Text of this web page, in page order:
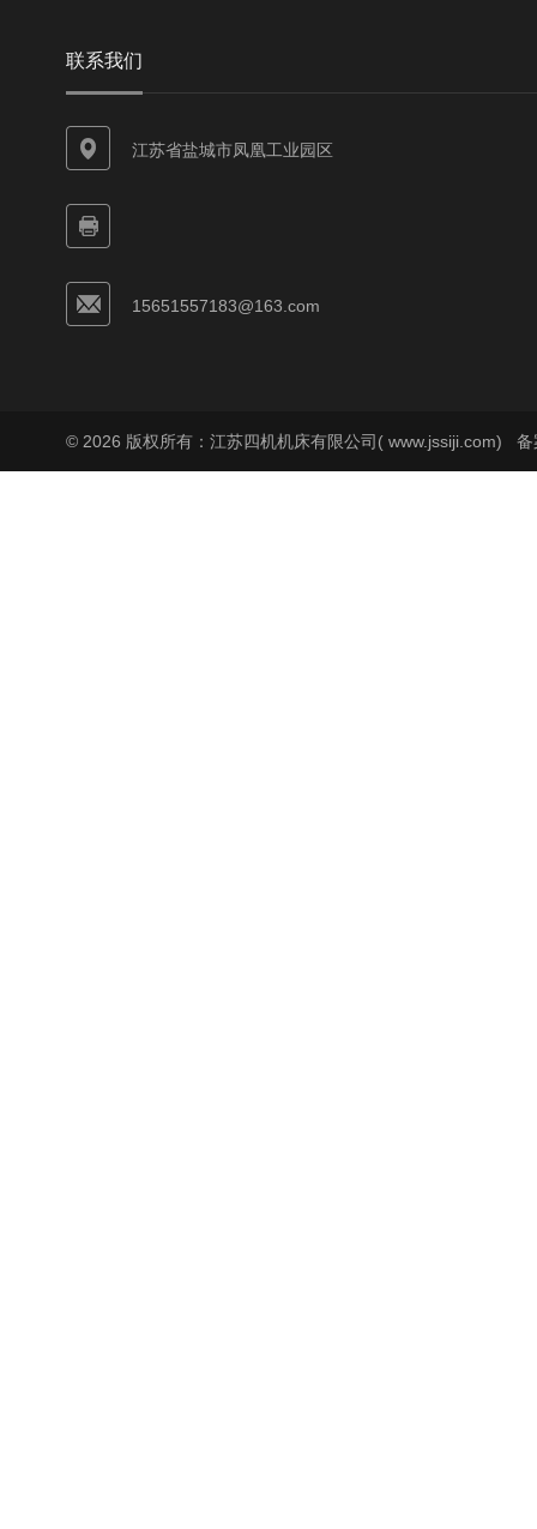
联系我们
江苏省盐城市凤凰工业园区
15651557183@163.com
© 2026 版权所有：江苏四机机床有限公司( www.jssiji.com) 备